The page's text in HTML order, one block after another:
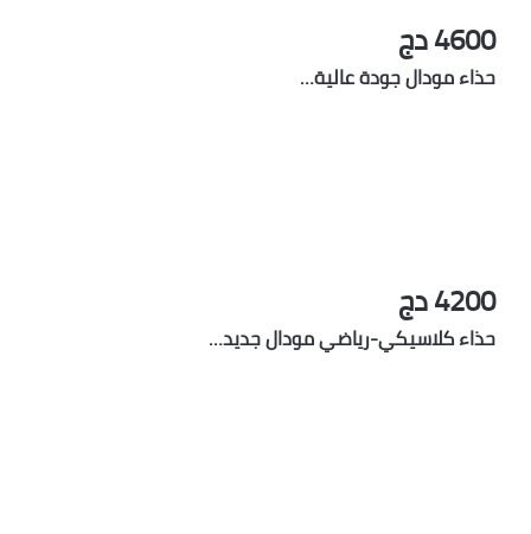
4600 دج
حذاء مودال جودة عالية…
4200 دج
حذاء كلاسيكي-رياضي مودال جديد…